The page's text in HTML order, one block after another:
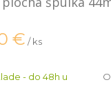
€ / ks
- do 48h u